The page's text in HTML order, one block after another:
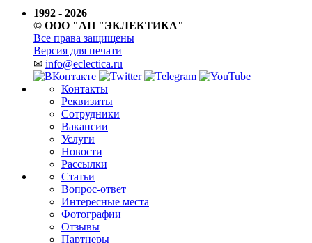
1992 - 2026
© ООО "АП "ЭКЛЕКТИКА"
Все права защищены
Версия для печати
✉ info@eclectica.ru
Контакты
Реквизиты
Сотрудники
Вакансии
Услуги
Новости
Рассылки
Статьи
Вопрос-ответ
Интересные места
Фотографии
Отзывы
Партнеры